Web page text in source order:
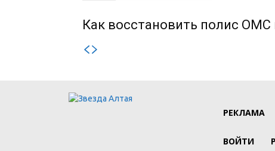
Как восстановить полис ОМС
РЕКЛАМА
ВОЙТИ